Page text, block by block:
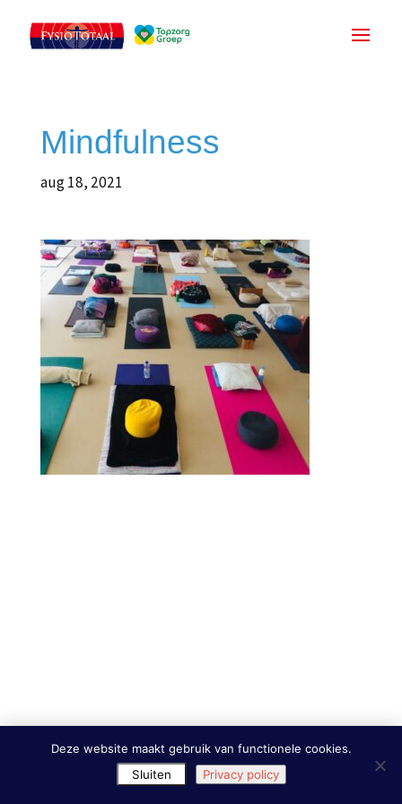
Mindfulness
aug 18, 2021
Deze website maakt gebruik van functionele cookies.
Sluiten
Privacy policy